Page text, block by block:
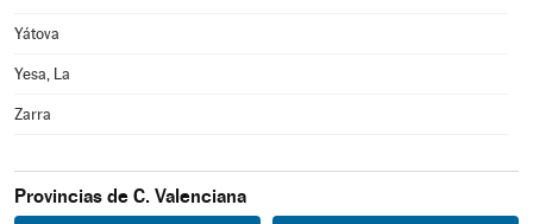
Yátova
Yesa, La
Zarra
Provincias de C. Valenciana